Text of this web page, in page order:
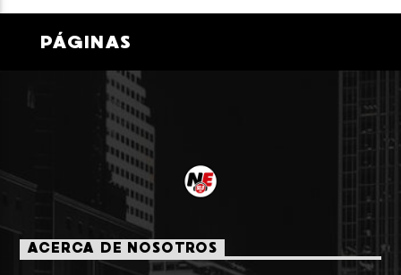
PÁGINAS
ACERCA DE NOSOTROS